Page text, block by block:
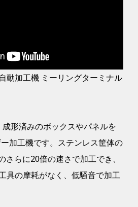
動加工機 ミーリングターミナル
成形済みのボックスやパネルを
加工機です。ステンレス筐体の
らに20倍の速さで加工でき、
具の摩耗がなく、低騒音で加工